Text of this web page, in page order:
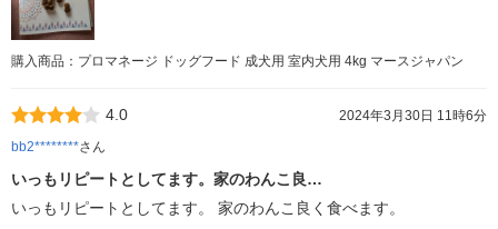
購入商品：プロマネージ ドッグフード 成犬用 室内犬用 4kg マースジャパン
4.0
2024年3月30日 11時6分
bb2********さん
いっもリピートとしてます。家のわんこ良…
いっもリピートとしてます。 家のわんこ良く食べます。